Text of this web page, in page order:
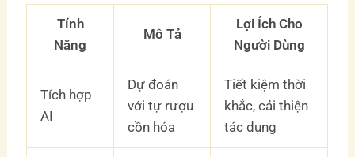
Tính
Năng
Mô Tả
Lợi Ích Cho
Người Dùng
Tích hợp
AI
Dự đoán
với tự rượu
cồn hóa
Tiết kiệm thời
khắc, cải thiện
tác dụng